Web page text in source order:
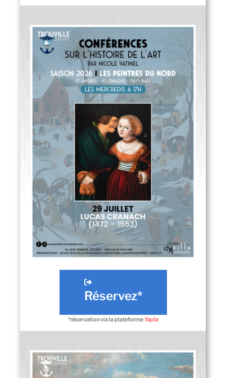
Réservez*
*réservation via la plateforme Yapla